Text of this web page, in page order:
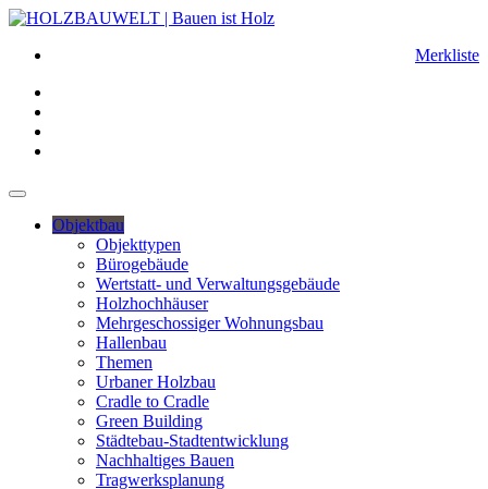
Merkliste
Objektbau
Objekttypen
Bürogebäude
Wertstatt- und Verwaltungsgebäude
Holzhochhäuser
Mehrgeschossiger Wohnungsbau
Hallenbau
Themen
Urbaner Holzbau
Cradle to Cradle
Green Building
Städtebau-Stadtentwicklung
Nachhaltiges Bauen
Tragwerksplanung